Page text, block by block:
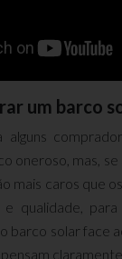
um barco
alguns
oneroso, mas, se
mais caros que
e qualidade,
barco solar face
claramente